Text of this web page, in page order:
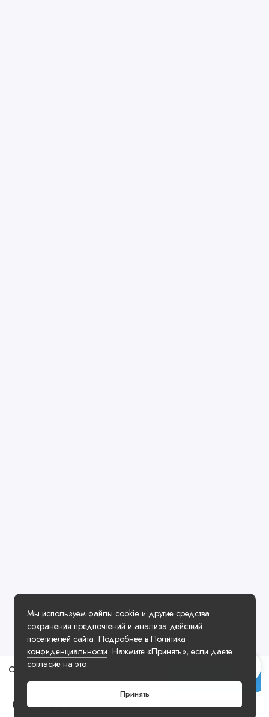
Сумка Jordan Logo Bag Black
9990 ₽
Мы используем файлы cookie и другие средства
сохранения предпочтений и анализа действий
посетителей сайта. Подробнее в Политика
конфиденциальности. Нажмите «Принять», если даете
согласие на это.
Принять